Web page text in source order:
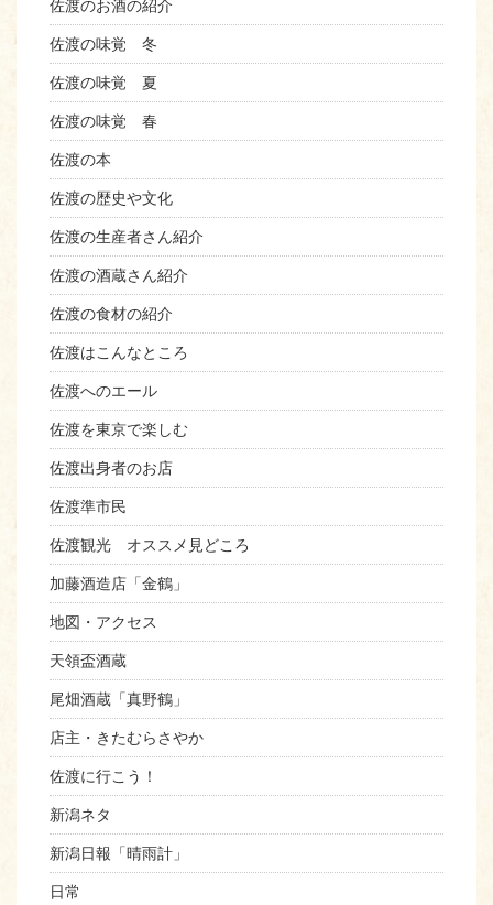
佐渡のお酒の紹介
佐渡の味覚 冬
佐渡の味覚 夏
佐渡の味覚 春
佐渡の本
佐渡の歴史や文化
佐渡の生産者さん紹介
佐渡の酒蔵さん紹介
佐渡の食材の紹介
佐渡はこんなところ
佐渡へのエール
佐渡を東京で楽しむ
佐渡出身者のお店
佐渡準市民
佐渡観光 オススメ見どころ
加藤酒造店「金鶴」
地図・アクセス
天領盃酒蔵
尾畑酒蔵「真野鶴」
店主・きたむらさやか
佐渡に行こう！
新潟ネタ
新潟日報「晴雨計」
日常